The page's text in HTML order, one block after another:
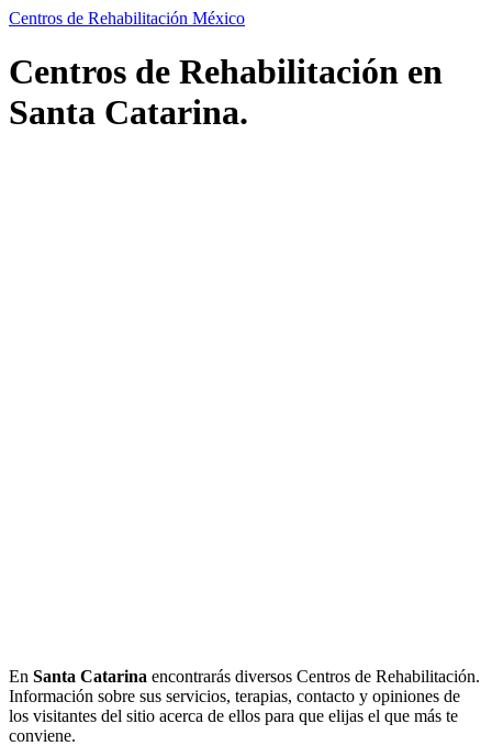
Centros de Rehabilitación México
Centros de Rehabilitación en
Santa Catarina.
En Santa Catarina encontrarás diversos Centros de Rehabilitación.
Información sobre sus servicios, terapias, contacto y opiniones de
los visitantes del sitio acerca de ellos para que elijas el que más te
conviene.